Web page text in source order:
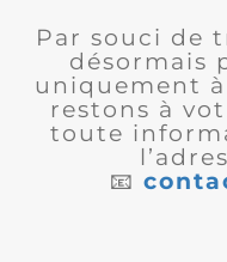
Par souci de
désormais
uniquement
restons à
toute
📧